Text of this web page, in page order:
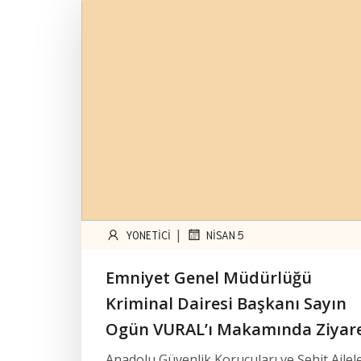
YONETICI | NISAN 5
Emniyet Genel Müdürlüğü
Kriminal Dairesi Başkanı Sayın
Ogün VURAL’ı Makamında